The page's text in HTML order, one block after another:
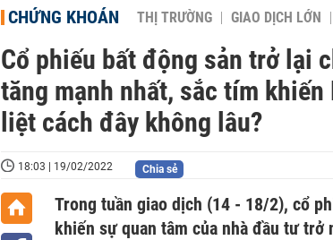
CHỨNG KHOÁN THỊ TRƯỜNG GIAO DỊCH LỚN
Cổ phiếu bất động sản trở lại
tăng mạnh nhất, sắc tím khiến
liệt cách đây không lâu?
18:03 | 19/02/2022 Chia sẻ
Trong tuần giao dịch (14 - 18/2), cổ
khiến sự quan tâm của nhà đầu tư